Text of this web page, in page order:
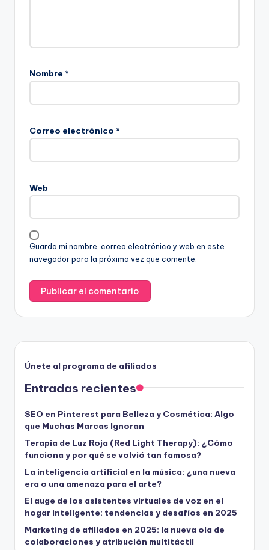
Nombre *
Correo electrónico *
Web
Guarda mi nombre, correo electrónico y web en este
navegador para la próxima vez que comente.
Únete al programa de afiliados
Entradas recientes
SEO en Pinterest para Belleza y Cosmética: Algo
que Muchas Marcas Ignoran
Terapia de Luz Roja (Red Light Therapy): ¿Cómo
funciona y por qué se volvió tan famosa?
La inteligencia artificial en la música: ¿una nueva
era o una amenaza para el arte?
El auge de los asistentes virtuales de voz en el
hogar inteligente: tendencias y desafíos en 2025
Marketing de afiliados en 2025: la nueva ola de
colaboraciones y atribución multitáctil